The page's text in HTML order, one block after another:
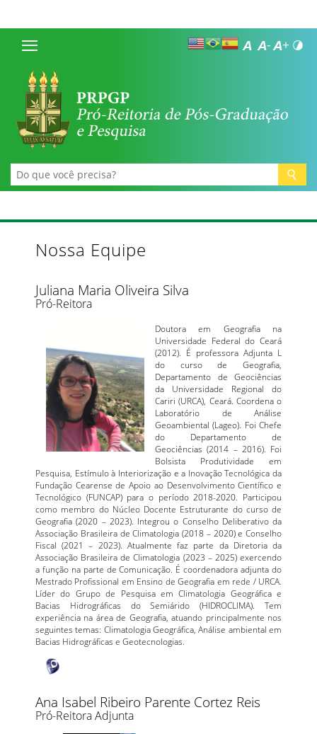
Nossa Equipe
Juliana Maria Oliveira Silva
Pró-Reitora
Doutora em Geografia na
Universidade Federal do Ceará
(2012). É professora Adjunta L
do curso de Geografia,
Departamento de Geociências
da Universidade Regional do
Cariri (URCA), Ceará. Coordena o
Laboratório de Análise
Geoambiental (Lageo). Foi Chefe
do Departamento de
Geociências (2014 – 2016). Foi
Bolsista Produtividade em
Pesquisa, Estímulo à Interiorização e a Inovação Tecnológica da
Fundação Cearense de Apoio ao Desenvolvimento Científico e
Tecnológico (FUNCAP) para o período 2018-2020. Participou
como membro do Núcleo Docente Estruturante do curso de
Geografia (2020 – 2023). Integrou o Conselho Deliberativo da
Associação Brasileira de Climatologia (2018 – 2020) e Conselho
Fiscal (2021 – 2023). Atualmente faz parte da Diretoria da
Associação Brasileira de Climatologia (2023 – 2025) exercendo
a função na parte de Comunicação. É coordenadora adjunta do
Mestrado Profissional em Ensino de Geografia em rede / URCA.
Líder do Grupo de Pesquisa em Climatologia Geográfica e
Bacias Hidrográficas do Semiárido (HIDROCLIMA). Tem
experiência na área de Geografia, atuando principalmente nos
seguintes temas: Climatologia Geográfica, Análise ambiental em
Bacias Hidrográficas e Geotecnologias.
Ana Isabel Ribeiro Parente Cortez Reis
Pró-Reitora Adjunta